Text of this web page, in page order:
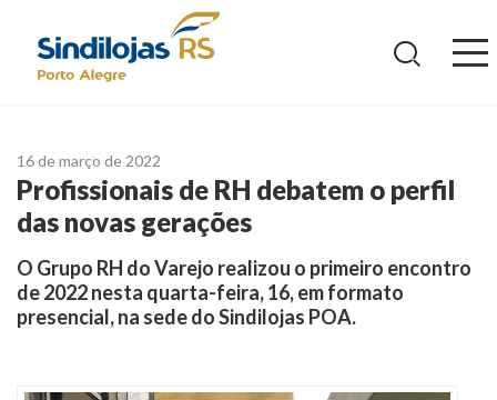
16 de março de 2022
Profissionais de RH debatem o perfil
das novas gerações
O Grupo RH do Varejo realizou o primeiro encontro
de 2022 nesta quarta-feira, 16, em formato
presencial, na sede do Sindilojas POA.